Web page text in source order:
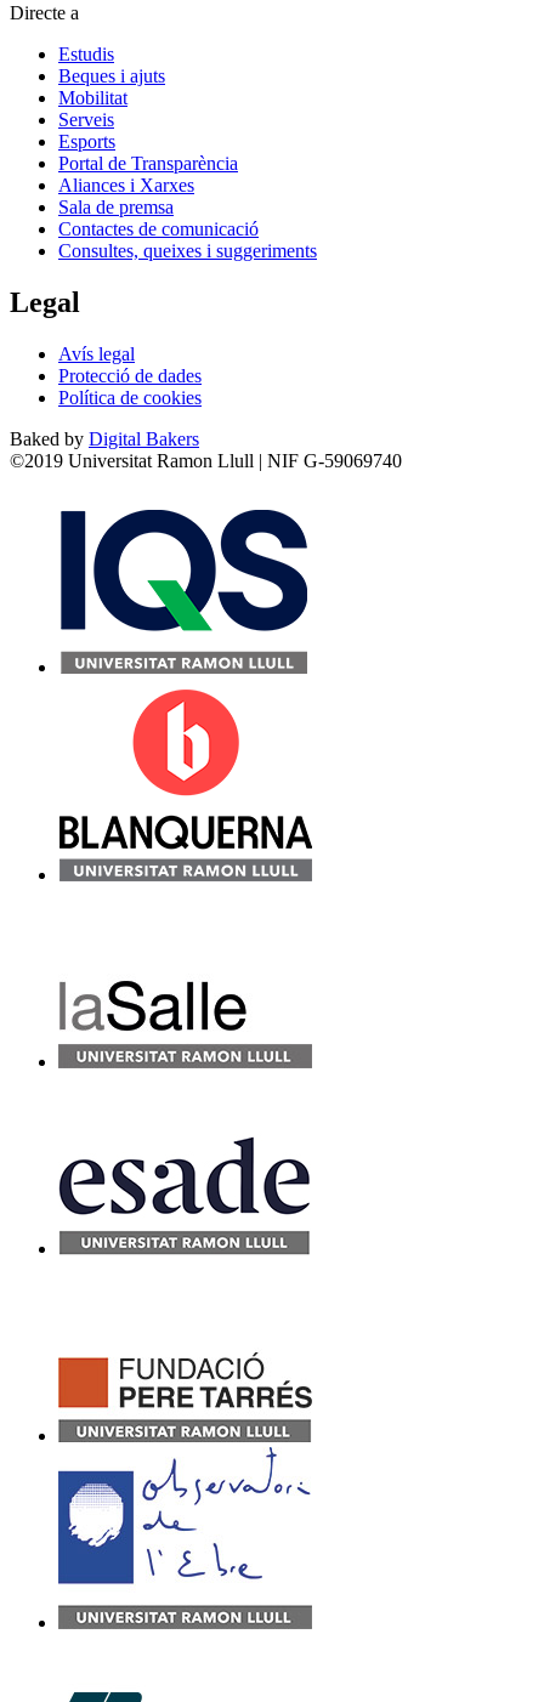
Directe a
Estudis
Beques i ajuts
Mobilitat
Serveis
Esports
Portal de Transparència
Aliances i Xarxes
Sala de premsa
Contactes de comunicació
Consultes, queixes i suggeriments
Legal
Avís legal
Protecció de dades
Política de cookies
Baked by Digital Bakers
©2019 Universitat Ramon Llull | NIF G-59069740